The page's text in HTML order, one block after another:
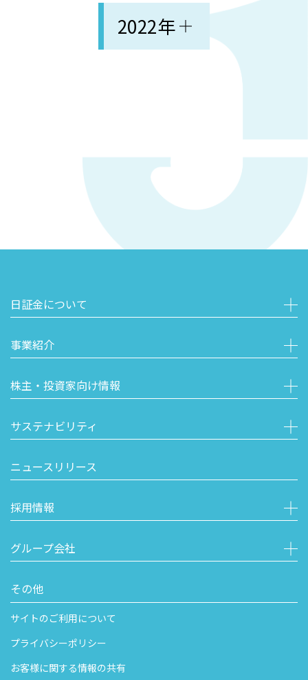
2022年
日証金について
事業紹介
株主・投資家向け情報
サステナビリティ
ニュースリリース
採用情報
グループ会社
その他
サイトのご利用について
プライバシーポリシー
お客様に関する情報の共有